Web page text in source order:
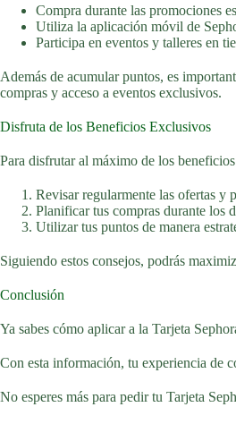
Compra durante las promociones
Utiliza la aplicación móvil de
Participa en eventos y talleres en
Además de acumular puntos, es
compras y acceso a eventos exclusivos.
Disfruta de los Beneficios Exclusivos
Para disfrutar al máximo de los
Revisar regularmente las ofertas y
Planificar tus compras durante los
Utilizar tus puntos de manera
Siguiendo estos consejos, podrás
Conclusión
Ya sabes cómo aplicar a la Tarjeta
Con esta información, tu experiencia de
No esperes más para pedir tu Tarjeta